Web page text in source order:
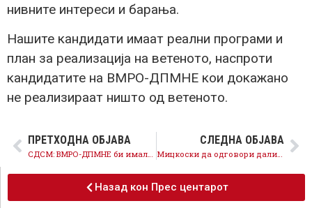
нивните интереси и барања.
Нашите кандидати имаат реални програми и
план за реализација на ветеното, наспроти
кандидатите на ВМРО-ДПМНЕ кои докажано
не реализираат ништо од ветеното.
ПРЕТХОДНА ОБЈАВА СЛЕДНА ОБЈАВА
Мицкоски да одговори дали со Британија е договорено прифаќањето на мигранти и мигрантски кампови во Македонија?
Назад кон Прес центарот